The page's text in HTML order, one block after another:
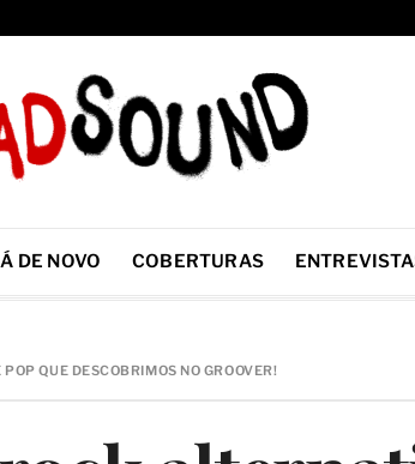
DE NOVO COBERTURAS
QUE DESCOBRIMOS NO GROOVER!